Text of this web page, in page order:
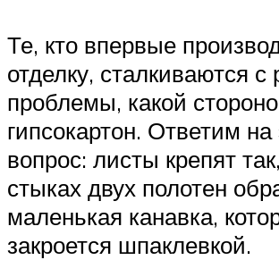
Те, кто впервые
отделку, сталкиваются
проблемы, какой
гипсокартон. Ответим на
вопрос: листы крепят
стыках двух полотен
маленькая канавка,
закроется шпаклевкой.